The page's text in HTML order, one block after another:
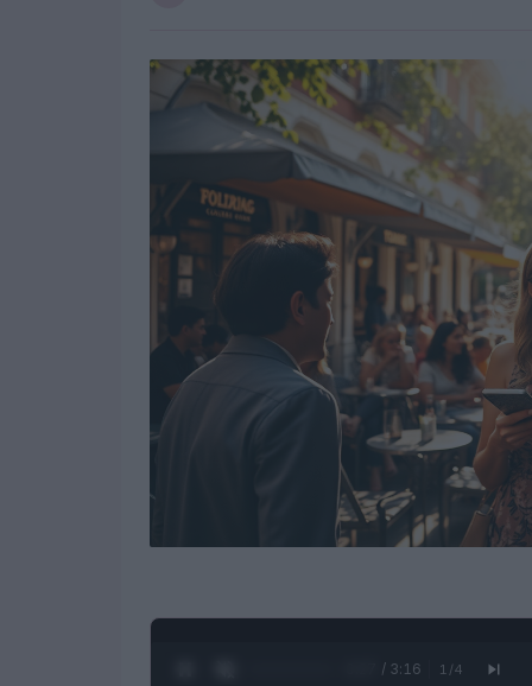
0:28 / 3:16 1 /4